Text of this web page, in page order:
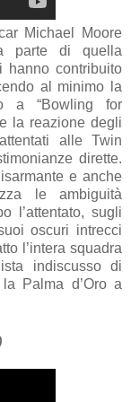
Michael Moore
parte di quella
hanno contribuito
al minimo la
a “Bowling for
la reazione degli
alle Twin
dirette.
e anche
le ambiguità
l’attentato, sugli
oscuri intrecci
l’intera squadra
indiscusso di
la Palma d’Oro a